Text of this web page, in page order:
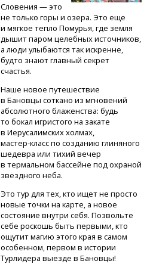
Словения — это
не только горы и озера. Это еще
и мягкое тепло Помурья, где земля
дышит паром целебных источников,
а люди улыбаются так искренне,
будто знают главный секрет
счастья.
Наше новое путешествие
в Бановцы соткано из мгновений
абсолютного блаженства: будь
то бокал игристого на закате
в Иерусалимских холмах,
мастер-класспо созданию глиняного
шедевра или тихий вечер
в термальном бассейне под охраной
звездного неба.
Это тур для тех, кто ищет не просто
новые точки на карте, а новое
состояние внутри себя. Позвольте
себе роскошь быть первыми, кто
ощутит магию этого края в самом
особенном, первом в истории
Турлидера выезде в Бановцы!